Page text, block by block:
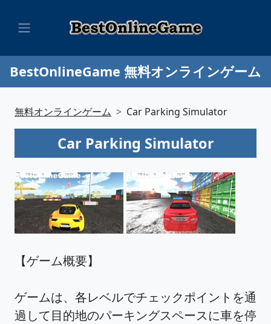
BestOnlineGame 無料オンラインゲーム
無料オンラインゲーム Car Parking Simulator
Car Parking Simulator
【ゲーム概要】
ゲームは、各レベルでチェックポイントを通
過して目的地のパーキングスペースに車を停